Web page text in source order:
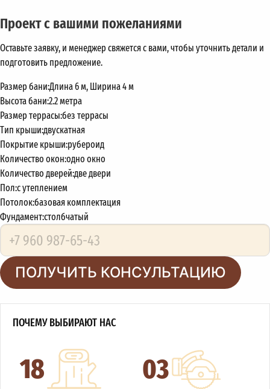
Проект с вашими пожеланиями
Оставьте заявку, и менеджер свяжется с вами, чтобы уточнить детали и
подготовить предложение.
Размер бани:Длина 6 м, Ширина 4 м
Высота бани:2.2 метра
Размер террасы:без террасы
Тип крыши:двускатная
Покрытие крыши:рубероид
Количество окон:одно окно
Количество дверей:две двери
Пол:с утеплением
Потолок:базовая комплектация
Фундамент:столбчатый
ПОЛУЧИТЬ КОНСУЛЬТАЦИЮ
ПОЧЕМУ ВЫБИРАЮТ НАС
18 03